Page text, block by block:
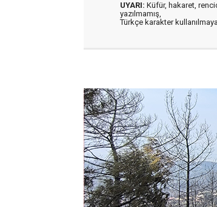
UYARI: Küfür, hakaret,
yazılmamış,
Türkçe karakter